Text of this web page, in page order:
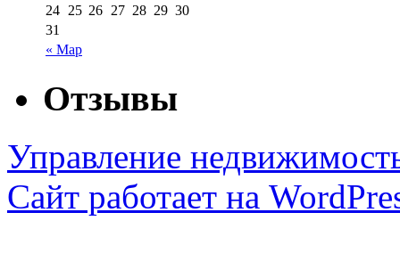
« Мар
24 25 26 27 28 29 30
31
Отзывы
Управление
Сайт работает на